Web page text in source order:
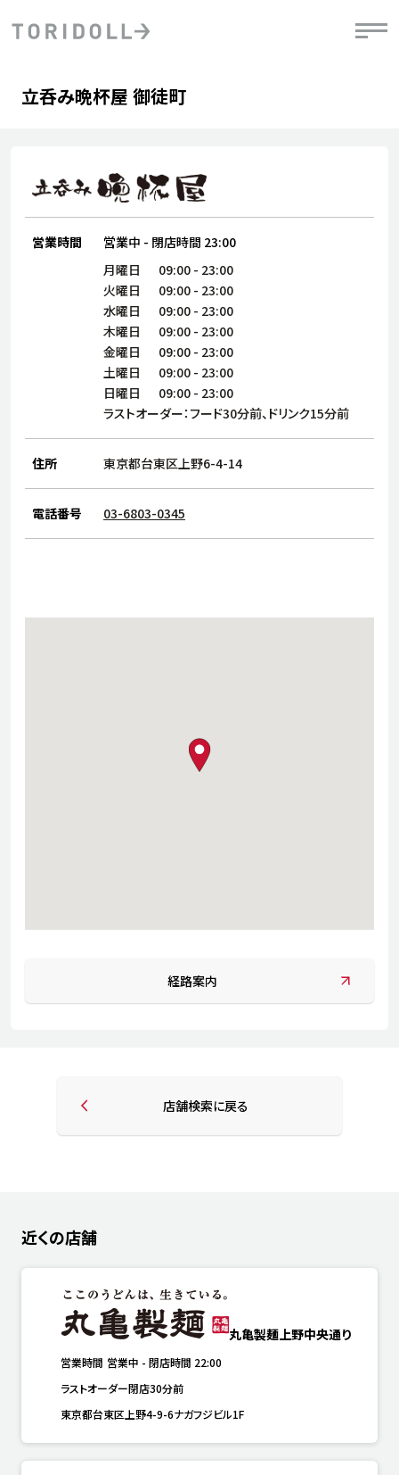
会社情報
経営理念
株主・投資家情報
サステナビリティ
ブランド
店舗検索
店舗一覧
採用情報
よくある質問・お問い合わせ
PRニュース
中長期経営計画
デジタルトランス
フォーメーション戦略
トリドールのDX ～これまでとこれから～
ライブラリ
粟田社長が語る
トリドールのサステナビリティ
ステークホルダーとの
コミュニケーション
立呑み晩杯屋 御徒町
営業時間 営業中 - 閉店時間 23:00
月曜日 09:00 - 23:00
火曜日
09:00 - 23:00
水曜日
09:00 - 23:00
木曜日
09:00 - 23:00
金曜日
09:00 - 23:00
土曜日
09:00 - 23:00
日曜日
09:00 - 23:00
ラストオーダー：フード30分前、ドリンク15分前
住所 東京都台東区上野6-4-14
電話番号 03-6803-0345
map pin
経路案内
店舗検索に戻る
近くの店舗
丸亀製麺上野中央通り
営業時間 営業中 - 閉店時間 22:00
ラストオーダー閉店30分前
東京都台東区上野4-9-6ナガフジビル1F